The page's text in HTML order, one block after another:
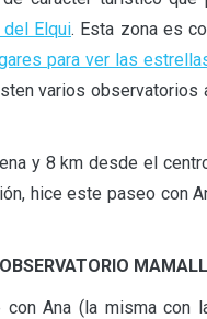
Elqui. Esta zona es
para ver las
varios
y 8 km desde el
hice este paseo con
Ana (la misma con